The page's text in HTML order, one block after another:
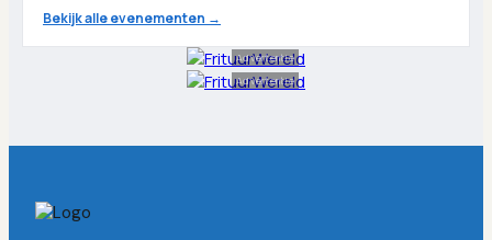
Bekijk alle evenementen →
Advertentie
Advertentie